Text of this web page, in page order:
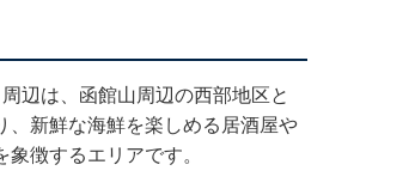
辺は、函館山周辺の西部地区と
、新鮮な海鮮を楽しめる居酒屋や
徴するエリアです。